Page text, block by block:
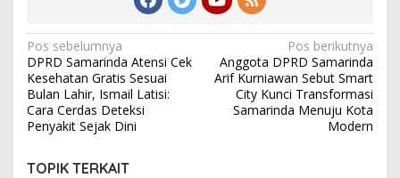
Navigasi
pos
Pos sebelumnya
DPRD Samarinda Atensi Cek
Kesehatan Gratis Sesuai
Bulan Lahir, Ismail Latisi:
Cara Cerdas Deteksi
Penyakit Sejak Dini
Pos berikutnya
Anggota DPRD Samarinda
Arif Kurniawan Sebut Smart
City Kunci Transformasi
Samarinda Menuju Kota
Modern
TOPIK TERKAIT